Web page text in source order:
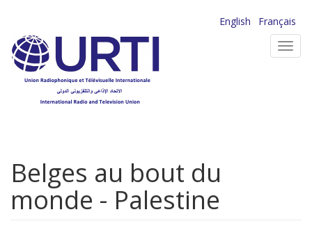
contenu
principal
English
Français
Belges au bout du
monde - Palestine